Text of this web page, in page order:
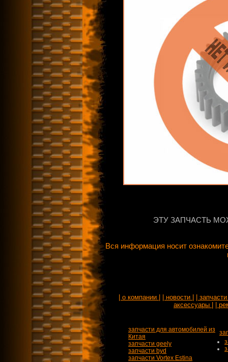
ЭТУ ЗАПЧАСТЬ
Вся информация носит
| о компании | | новости |
|
аксессуары |
|
запчасти для автомобилей из
Китая
запчасти geely
запчасти byd
запчасти Vortex Estina